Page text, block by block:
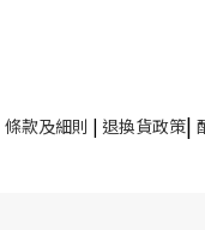
條款及細則 | 退換貨政策|